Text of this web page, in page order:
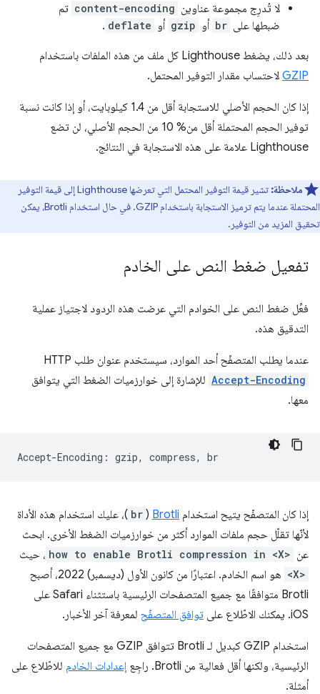
لا تُدرِج مجموعة عناوين content-encoding تم
ضبطها على br أو gzip أو deflate
.
بعد ذلك، يضغط Lighthouse كل ملف من هذه الملفات باستخدام
GZIP لاحتساب مقدار التوفير المحتمل.
إذا كان الحجم الأصلي للاستجابة أقل من 1.4 كيلوبايت، أو إذا كانت نسبة
توفير الحجم المحتملة أقل من% 10 من الحجم الأصلي، لن تضع
Lighthouse علامة على هذه الاستجابة في النتائج.
ملاحظة:
تشير قيمة التوفير المحتمل التي تعرضها Lighthouse إلى قيمة التوفير
المحتملة عندما يتم ترميز الاستجابة باستخدام GZIP. في حال استخدام Brotli، يمكن
تحقيق المزيد من التوفير.
تفعيل ضغط النص على الخادم
فعِّل ضغط النص على الخوادم التي عرضت هذه الردود لاجتياز عملية
التدقيق هذه.
عندما يطلب المتصفّح أحد الموارد، سيستخدم عنوان طلب HTTP
Accept-Encoding للإشارة إلى خوارزميات الضغط التي يتوافق
معها.
إذا كان المتصفّح يتيح استخدام Brotli
(
br )، عليك استخدام هذه الأداة
لأنّها تقلّل حجم ملفات الموارد أكثر من خوارزميات الضغط الأخرى. ابحث
عن how to enable Brotli compression in <X> ، حيث
<X>
هو اسم الخادم. اعتبارًا من كانون الأول (ديسمبر) 2022، أصبح
Brotli متوافقًا مع جميع المتصفحات الرئيسية باستثناء Safari على
iOS. يمكنك الاطّلاع على
توافق المتصفّح لمعرفة آخر الأخبار.
استخدام GZIP كبديل لـ Brotli تتوافق GZIP مع جميع المتصفحات
الرئيسية، ولكنها أقل فعالية من Brotli. راجِع
إعدادات الخادم للاطّلاع على
أمثلة.